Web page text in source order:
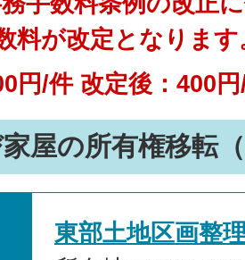
料が改定となります
円/件 改定後：400
屋の所有権移転
東部土地区画整